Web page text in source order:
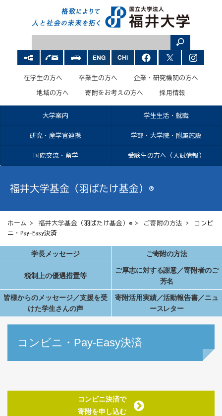
在学生の方へ 卒業生の方へ 企業・研究機関の方へ
地域の方へ 寄附をお考えの方へ 採用情報
大学案内 学生生活・就職
研究・産学官連携 学部・大学院・附属施設
国際交流・留学 受験生の方へ（入試情報）
福井大学基金（羽ばたけ基金）®
ホーム > 福井大学基金（羽ばたけ基金）®> ご寄附の方法 > コンビ
ニ・Pay-Easy決済
学長メッセージ ご寄附の方法
税制上の優遇措置等
ご厚志に対する謝意／寄附者のご
芳名
皆様からのメッセージ／支援を受
けた学生さんの声
寄附活用実績／活動報告書／ニュ
ースレター
コンビニ・Pay-Easy決済
コンビニ決済で
寄附を申し込む